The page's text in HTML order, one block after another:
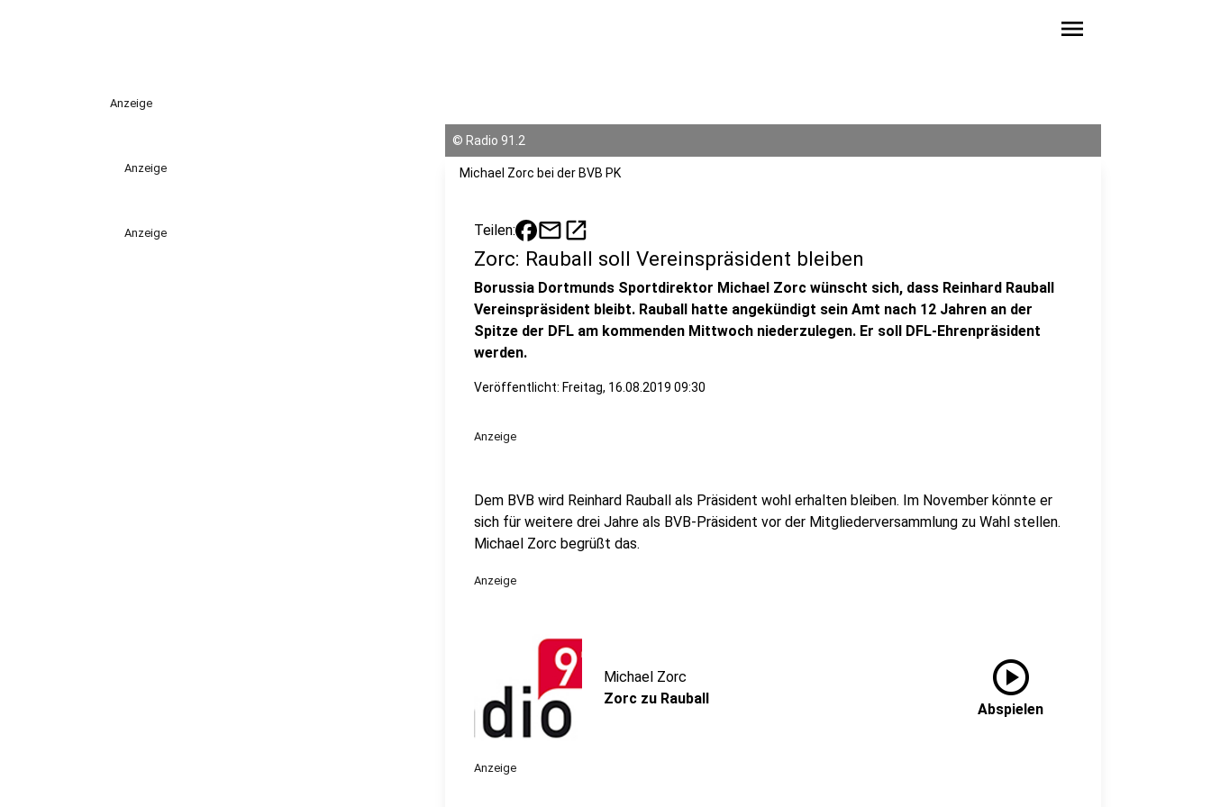
menu
Anzeige
Anzeige
Anzeige
© Radio 91.2
Michael Zorc bei der BVB PK
Teilen: mailopen_in_new
Zorc: Rauball soll Vereinspräsident bleiben
Borussia Dortmunds Sportdirektor Michael Zorc wünscht sich, dass Reinhard Rauball
Vereinspräsident bleibt. Rauball hatte angekündigt sein Amt nach 12 Jahren an der
Spitze der DFL am kommenden Mittwoch niederzulegen. Er soll DFL-Ehrenpräsident
werden.
Veröffentlicht: Freitag, 16.08.2019 09:30
Anzeige
Dem BVB wird Reinhard Rauball als Präsident wohl erhalten bleiben. Im November könnte er
sich für weitere drei Jahre als BVB-Präsident vor der Mitgliederversammlung zu Wahl stellen.
Michael Zorc begrüßt das.
Anzeige
Michael Zorc
Zorc zu Rauball
play_circle
Abspielen
Anzeige